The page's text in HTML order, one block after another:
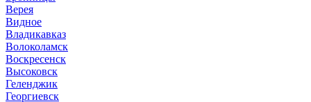
Верея
Видное
Владикавказ
Волоколамск
Воскресенск
Высоковск
Геленджик
Георгиевск